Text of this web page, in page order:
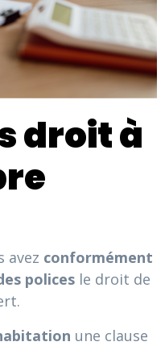
droit à
avez conformément
polices le droit de
une clause